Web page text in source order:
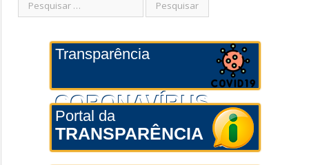
Transparência
CORONAVÍRUS
Portal da
TRANSPARÊNCIA